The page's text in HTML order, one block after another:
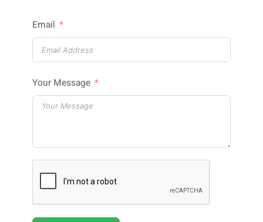
Email
Your Message